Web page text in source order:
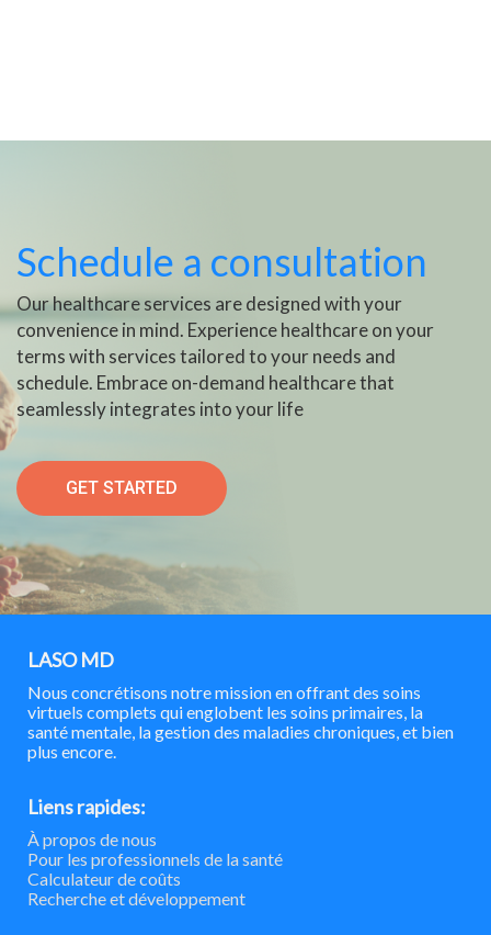
Schedule a consultation
Our healthcare services are designed with your
convenience in mind. Experience healthcare on your
terms with services tailored to your needs and
schedule. Embrace on-demand healthcare that
seamlessly integrates into your life
GET STARTED
LASO MD
Nous concrétisons notre mission en offrant des soins
virtuels complets qui englobent les soins primaires, la
santé mentale, la gestion des maladies chroniques, et bien
plus encore.
Liens rapides:
À propos de nous
Pour les professionnels de la santé
Calculateur de coûts
Recherche et développement